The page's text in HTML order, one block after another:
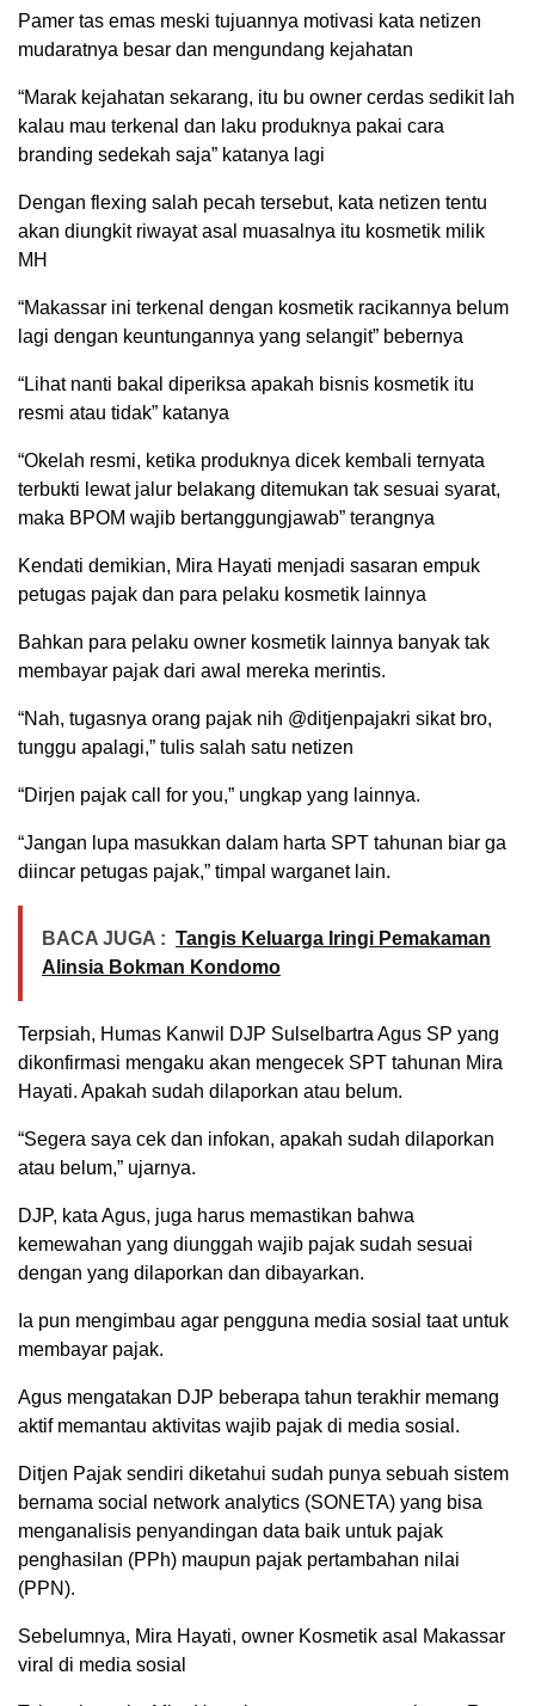
Pamer tas emas meski tujuannya motivasi kata netizen
mudaratnya besar dan mengundang kejahatan
“Marak kejahatan sekarang, itu bu owner cerdas sedikit lah
kalau mau terkenal dan laku produknya pakai cara
branding sedekah saja” katanya lagi
Dengan flexing salah pecah tersebut, kata netizen tentu
akan diungkit riwayat asal muasalnya itu kosmetik milik
MH
“Makassar ini terkenal dengan kosmetik racikannya belum
lagi dengan keuntungannya yang selangit” bebernya
“Lihat nanti bakal diperiksa apakah bisnis kosmetik itu
resmi atau tidak” katanya
“Okelah resmi, ketika produknya dicek kembali ternyata
terbukti lewat jalur belakang ditemukan tak sesuai syarat,
maka BPOM wajib bertanggungjawab” terangnya
Kendati demikian, Mira Hayati menjadi sasaran empuk
petugas pajak dan para pelaku kosmetik lainnya
Bahkan para pelaku owner kosmetik lainnya banyak tak
membayar pajak dari awal mereka merintis.
“Nah, tugasnya orang pajak nih @ditjenpajakri sikat bro,
tunggu apalagi,” tulis salah satu netizen
“Dirjen pajak call for you,” ungkap yang lainnya.
“Jangan lupa masukkan dalam harta SPT tahunan biar ga
diincar petugas pajak,” timpal warganet lain.
BACA JUGA : Tangis Keluarga Iringi Pemakaman
Alinsia Bokman Kondomo
Terpsiah, Humas Kanwil DJP Sulselbartra Agus SP yang
dikonfirmasi mengaku akan mengecek SPT tahunan Mira
Hayati. Apakah sudah dilaporkan atau belum.
“Segera saya cek dan infokan, apakah sudah dilaporkan
atau belum,” ujarnya.
DJP, kata Agus, juga harus memastikan bahwa
kemewahan yang diunggah wajib pajak sudah sesuai
dengan yang dilaporkan dan dibayarkan.
Ia pun mengimbau agar pengguna media sosial taat untuk
membayar pajak.
Agus mengatakan DJP beberapa tahun terakhir memang
aktif memantau aktivitas wajib pajak di media sosial.
Ditjen Pajak sendiri diketahui sudah punya sebuah sistem
bernama social network analytics (SONETA) yang bisa
menganalisis penyandingan data baik untuk pajak
penghasilan (PPh) maupun pajak pertambahan nilai
(PPN).
Sebelumnya, Mira Hayati, owner Kosmetik asal Makassar
viral di media sosial